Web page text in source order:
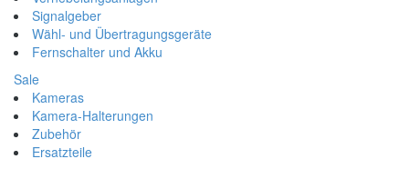
Signalgeber
Wähl- und Übertragungsgeräte
Fernschalter und Akku
Sale
Kameras
Kamera-Halterungen
Zubehör
Ersatzteile